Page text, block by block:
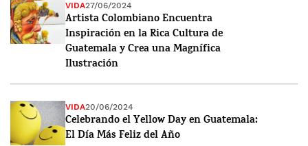
VIDA27/06/2024
Artista Colombiano Encuentra
Inspiración en la Rica Cultura de
Guatemala y Crea una Magnífica
Ilustración
VIDA20/06/2024
Celebrando el Yellow Day en Guatemala:
El Día Más Feliz del Año